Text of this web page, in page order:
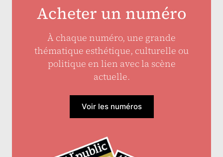
Acheter un numéro
À chaque numéro, une grande
thématique esthétique, culturelle ou
politique en lien avec la scène
actuelle.
Voir les numéros